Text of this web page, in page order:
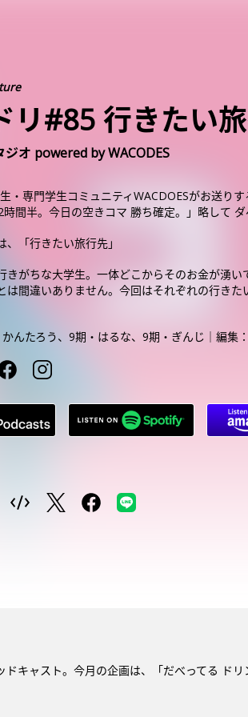
リ#85 行きたい
ジオ powered by WACODES
・専門学生コミュニティWACDOESがお送り
時間半。今日の空きコマ 勝ち確定。」略して ダ
、「行きたい旅行先」
きがちな大学生。一体どこからそのお金が湧
は間違いありません。今回はそれぞれの行きた
かんたろう、9期・はるな、9期・ぎんじ｜編集
キャスト。今月の企画は、「だべってる ド